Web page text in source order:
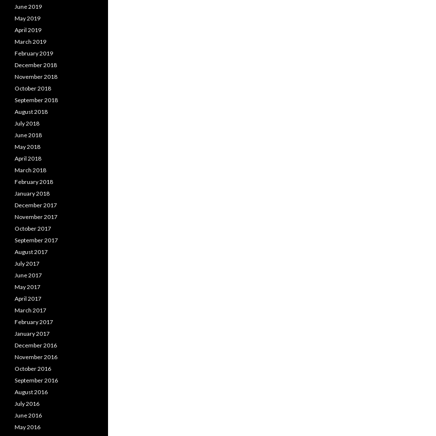
June 2019
May 2019
April 2019
March 2019
February 2019
December 2018
November 2018
October 2018
September 2018
August 2018
July 2018
June 2018
May 2018
April 2018
March 2018
February 2018
January 2018
December 2017
November 2017
October 2017
September 2017
August 2017
July 2017
June 2017
May 2017
April 2017
March 2017
February 2017
January 2017
December 2016
November 2016
October 2016
September 2016
August 2016
July 2016
June 2016
May 2016